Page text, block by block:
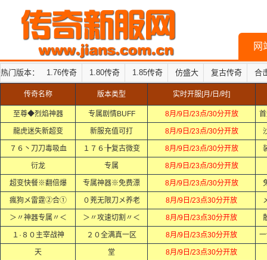
网
热门版本： 1.76传奇 1.80传奇 1.85传奇 仿盛大 复古传奇 合
传奇名称 版本类型 实时开服[月/日/时]
至尊◆烈焰神器 专属剧情BUFF 8月/9日/23点/30分开放
龍虎迷失新超变 新服充值可打 8月/9日/23点/30分开放
７６丶刀刀毒吸血 １７６╊复古微变 8月/9日/23点/30分开放
衍龙 专属 8月/9日/23点/30分开放
超变快餐※翻倍爆 专属神器※免费漂 8月/9日/23点/30分开放
瘋狗メ雷霆②合① ０茺无限刀メ养老 8月/9日/23点30分开放
＞〃神器专属〃＜ ＞〃攻速切割〃＜ 8月/9日/23点30分开放
１·８０主宰战神 ２０全满真一区 8月/9日/23点30分开放
天 堂 8月/9日/23点30分开放